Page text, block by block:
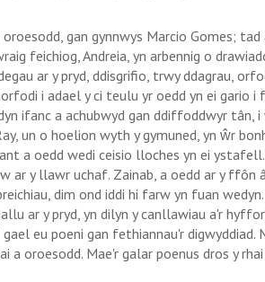
gan gynnwys Marcio Gomes; tad
feichiog, Andreia, yn arbennig o
ar y pryd, ddisgrifio, trwy ddagrau,
i adael y ci teulu yr oedd yn ei gario i
ifanc a achubwyd gan ddiffoddwyr tân,
un o hoelion wyth y gymuned, yn ŵr
a oedd wedi ceisio lloches yn ei
ar y llawr uchaf. Zainab, a oedd ar y
dim ond iddi hi farw yn fuan
ar y pryd, yn dilyn y canllawiau a'r
eu poeni gan fethiannau'r digwyddiad.
a oroesodd. Mae'r galar poenus dros y